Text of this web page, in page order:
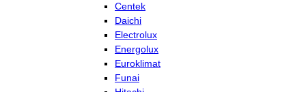
Centek
Daichi
Electrolux
Energolux
Euroklimat
Funai